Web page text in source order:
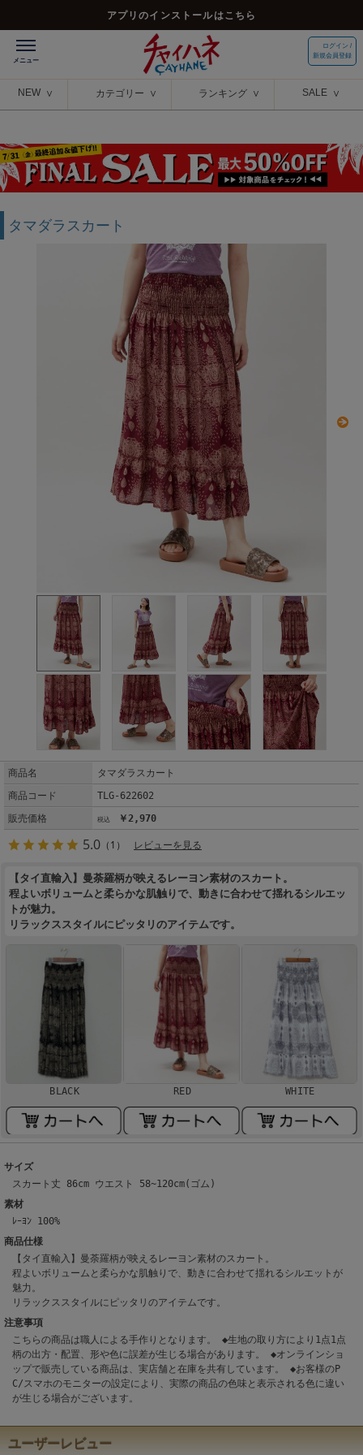
アプリのインストールはこちら
ログイン /
新規会員登録
NEW カテゴリー ランキング SALE
タマダラスカート
商品名
タマダラスカート
商品コード
TLG-622602
販売価格
￥2,970
5.0 （1） レビューを見る
【タイ直輸入】曼荼羅柄が映えるレーヨン素材のスカート。
程よいボリュームと柔らかな肌触りで、動きに合わせて揺れるシルエッ
トが魅力。
リラックススタイルにピッタリのアイテムです。
BLACK RED WHITE
サイズ
スカート丈 86cm ウエスト 58~120cm(ゴム)
素材
ﾚｰﾖﾝ 100%
商品仕様
【タイ直輸入】曼荼羅柄が映えるレーヨン素材のスカート。
程よいボリュームと柔らかな肌触りで、動きに合わせて揺れるシルエットが
魅力。
リラックススタイルにピッタリのアイテムです。
注意事項
こちらの商品は職人による手作りとなります。 ◆生地の取り方により1点1点
柄の出方・配置、形や色に誤差が生じる場合があります。 ◆オンラインショ
ップで販売している商品は、実店舗と在庫を共有しています。 ◆お客様のP
C/スマホのモニターの設定により、実際の商品の色味と表示される色に違い
が生じる場合がございます。
ユーザーレビュー